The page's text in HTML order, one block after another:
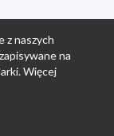
z naszych
na
Więcej